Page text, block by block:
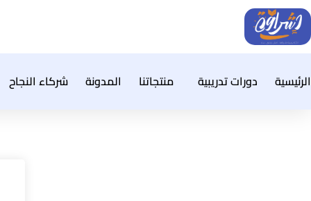
تخطي
إلى
المحتوى
الرئيسية دورات تدريبية منتجاتنا المدونة شركاء النجاح